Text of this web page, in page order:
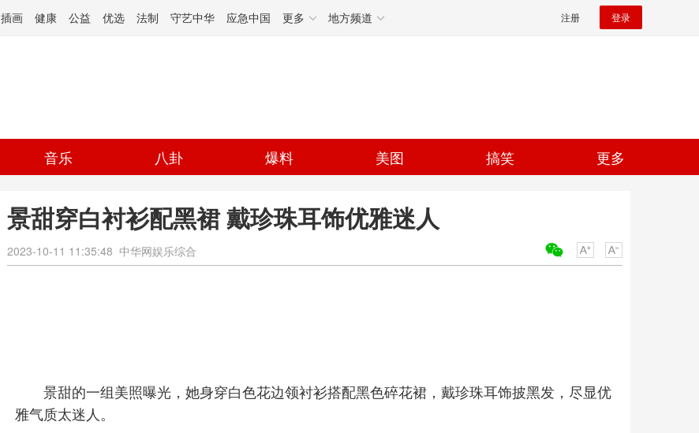
插画 健康 公益 优选 法制 守艺中华 应急中国 更多 地方频道 注册 登录
音乐 八卦 爆料 美图 搞笑 更多
景甜穿白衬衫配黑裙 戴珍珠耳饰优雅迷人
2023-10-11 11:35:48 中华网娱乐综合
景甜的一组美照曝光，她身穿白色花边领衬衫搭配黑色碎花裙，戴珍珠耳饰披黑发，尽显优
雅气质太迷人。